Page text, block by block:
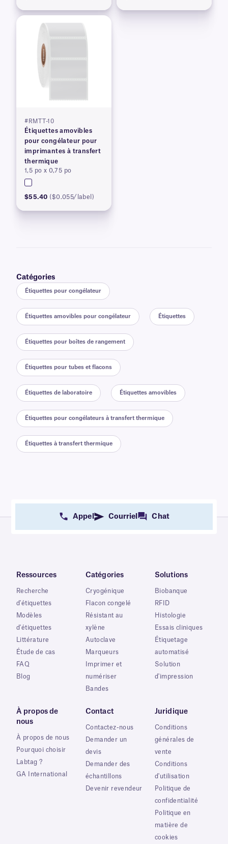
#RMTT-10
Étiquettes amovibles
pour congélateur pour
imprimantes à transfert
thermique
1,5 po x 0,75 po
$55.40 ($0.055/label)
Catégories
Étiquettes pour congélateur
Étiquettes amovibles pour congélateur Étiquettes
Étiquettes pour boîtes de rangement
Étiquettes pour tubes et flacons
Étiquettes de laboratoire Étiquettes amovibles
Étiquettes pour congélateurs à transfert thermique
Étiquettes à transfert thermique
Appel Courriel Chat
Ressources
Recherche
d'étiquettes
Modèles
d'étiquettes
Littérature
Étude de cas
FAQ
Blog
Catégories
Cryogénique
Flacon congelé
Résistant au
xylène
Autoclave
Marqueurs
Imprimer et
numériser
Bandes
Solutions
Biobanque
RFID
Histologie
Essais cliniques
Étiquetage
automatisé
Solution
d'impression
À propos de
nous
À propos de nous
Pourquoi choisir
Labtag ?
GA International
Contact
Contactez-nous
Demander un
devis
Demander des
échantillons
Devenir revendeur
Juridique
Conditions
générales de
vente
Conditions
d'utilisation
Politique de
confidentialité
Politique en
matière de
cookies